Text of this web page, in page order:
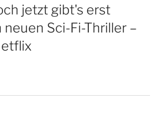
jetzt gibt's erst
Sci-Fi-Thriller –